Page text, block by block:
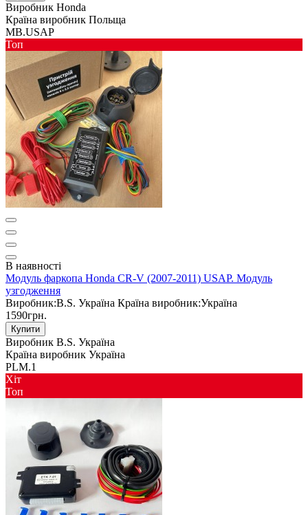
Виробник Honda
Країна виробник Польща
MB.USAP
Toп
В наявності
Модуль фаркопа Honda CR-V (2007-2011) USAP. Модуль
узгодження
Виробник:B.S. Україна Країна виробник:Україна
1590грн.
Купити
Виробник B.S. Україна
Країна виробник Україна
PLM.1
Хіт
Toп